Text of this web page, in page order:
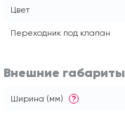
Цвет
Переходник под клапан
Внешние габариты
Ширина (мм) ?